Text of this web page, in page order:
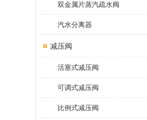
双金属片蒸汽疏水阀
汽水分离器
减压阀
活塞式减压阀
可调式减压阀
比例式减压阀